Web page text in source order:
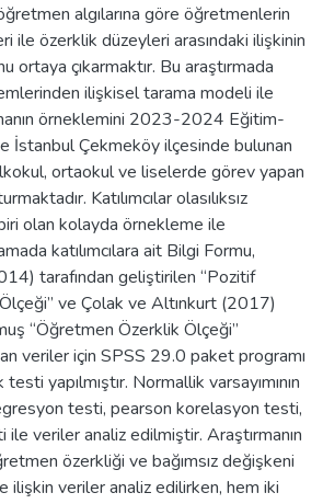
algılarına göre öğretmenlerin
ile özerklik düzeyleri arasındaki ilişkinin
ortaya çıkarmaktır. Bu araştırmada
ilişkisel tarama modeli ile
örneklemini 2023-2024 Eğitim-
İstanbul Çekmeköy ilçesinde bulunan
ortaokul ve liselerde görev yapan
Katılımcılar olasılıksız
olan kolayda örnekleme ile
katılımcılara ait Bilgi Formu,
tarafından geliştirilen “Pozitif
ve Çolak ve Altınkurt (2017)
“Öğretmen Özerklik Ölçeği”
veriler için SPSS 29.0 paket programı
yapılmıştır. Normallik varsayımının
testi, pearson korelasyon testi,
veriler analiz edilmiştir. Araştırmanın
özerkliği ve bağımsız değişkeni
ilişkin veriler analiz edilirken, hem iki